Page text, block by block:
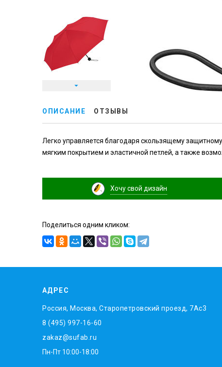
ОПИСАНИЕ ОТЗЫВЫ
Легко управляется благодаря скользящему
мягким покрытием и эластичной петлей, а также
Хочу свой дизайн
Поделиться одним кликом:
АДРЕС
Россия, Москва, Старопетровский проезд, 7Ас3
8 (495) 997-16-60
zakaz@sufab.ru
Пн-Пт 10:00-18:00